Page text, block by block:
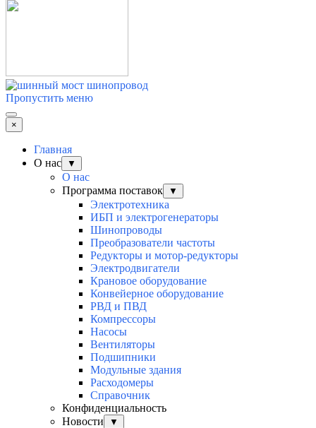
Пропустить меню
×
Главная
О нас
▼
О нас
Программа поставок
▼
Электротехника
ИБП и электрогенераторы
Шинопроводы
Преобразователи частоты
Редукторы и мотор-редукторы
Электродвигатели
Крановое оборудование
Конвейерное оборудование
РВД и ПВД
Компрессоры
Насосы
Вентиляторы
Подшипники
Модульные здания
Расходомеры
Справочник
Конфиденциальность
Новости
▼